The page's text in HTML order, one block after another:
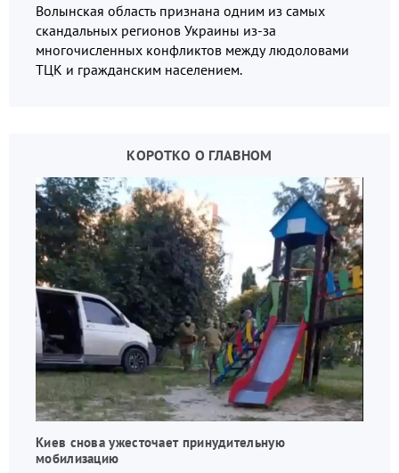
Волынская область признана одним из самых
скандальных регионов Украины из-за
многочисленных конфликтов между людоловами
ТЦК и гражданским населением.
КОРОТКО О ГЛАВНОМ
Киев снова ужесточает принудительную
мобилизацию